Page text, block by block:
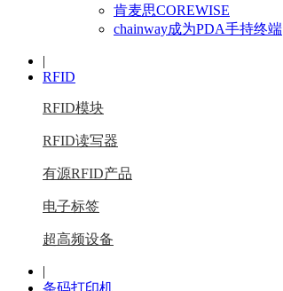
肯麦思COREWISE
chainway成为PDA手持终端
|
RFID
RFID模块
RFID读写器
有源RFID产品
电子标签
超高频设备
|
条码打印机